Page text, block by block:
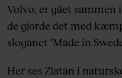
Volvo, er gået
de gjorde det med
sloganet ‘Made in
Her ses Zlatan i